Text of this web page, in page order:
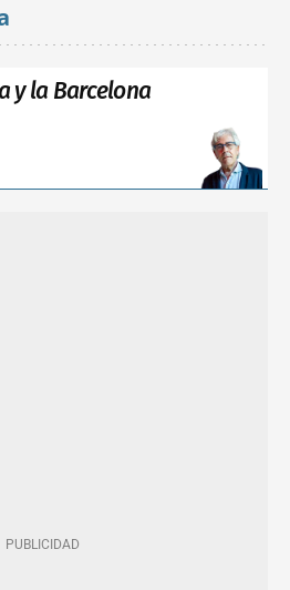
y la Barcelona